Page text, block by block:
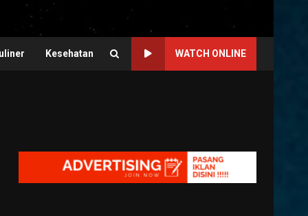
Kesehatan WATCH ONLINE